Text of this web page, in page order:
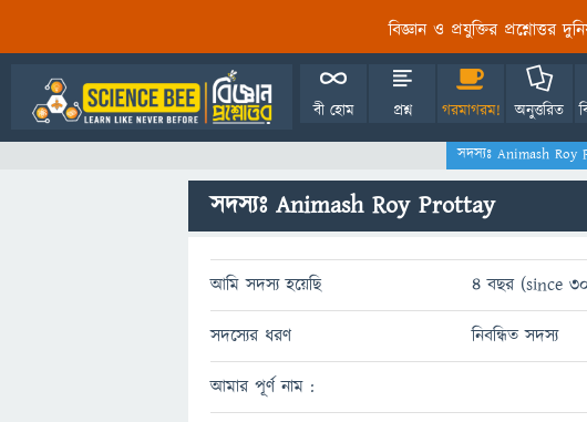
বিজ্ঞান ও প্রযুক্তির প্রশ্নোত্তর
বী হোম প্রশ্ন গরমাগরম! অনুত্তরিত
সদস্যঃ Animash Roy
সদস্যঃ Animash Roy Prottay
আমি সদস্য হয়েছি 4 বছর (since
সদস্যের ধরণ নিবন্ধিত সদস্য
আমার পূর্ণ নাম :